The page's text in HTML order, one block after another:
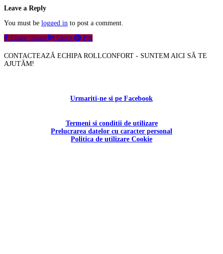
Leave a Reply
You must be logged in to post a comment.
Share Share Share Pin
CONTACTEAZĂ ECHIPA ROLLCONFORT - SUNTEM AICI SĂ TE
AJUTĂM!
Urmariti-ne si pe Facebook
Termeni si conditii de utilizare
Prelucrarea datelor cu caracter personal
Politica de utilizare Cookie